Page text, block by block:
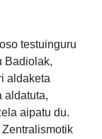
testuinguru
Badiolak,
aldaketa
aldatuta,
aipatu du.